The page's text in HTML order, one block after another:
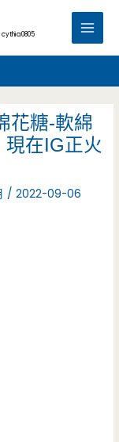
cythia0805
Main
花糖 -軟綿
現在IG正火
/2022-09-06